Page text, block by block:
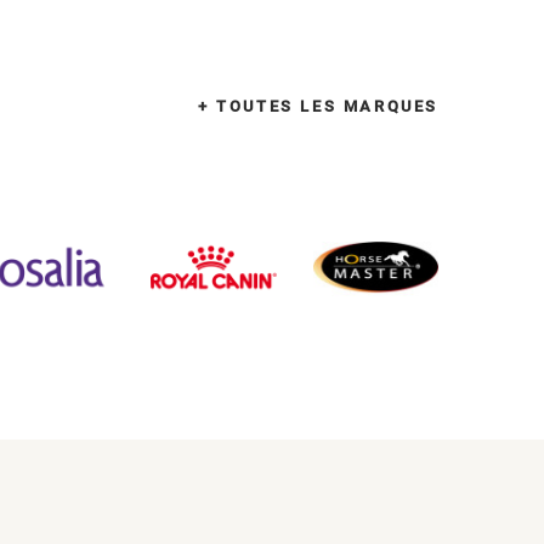
+ TOUTES LES MARQUES